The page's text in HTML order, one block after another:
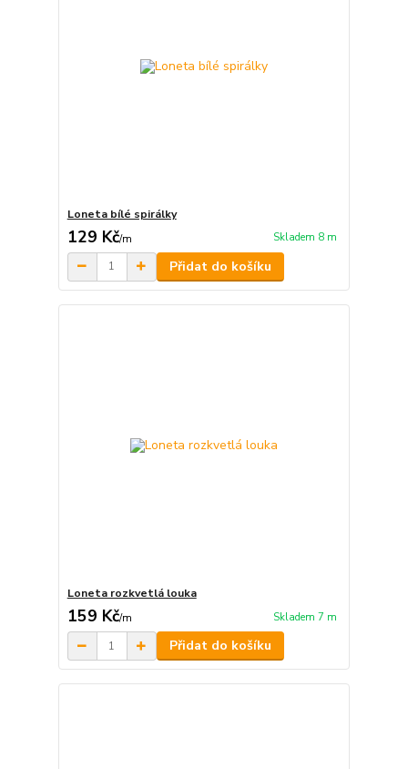
Loneta bílé spirálky
129 Kč/m Skladem 8 m
Přidat do košíku
Loneta rozkvetlá louka
159 Kč/m Skladem 7 m
Přidat do košíku